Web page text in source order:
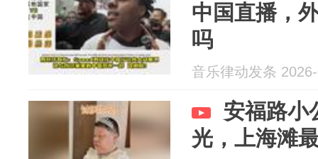
中国直播，
吗
音乐律动发条
安福路小
光，上海滩